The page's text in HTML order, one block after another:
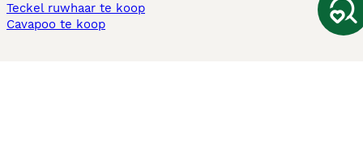
Teckel ruwhaar te koop
Cavapoo te koop